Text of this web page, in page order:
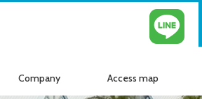
Company Access map